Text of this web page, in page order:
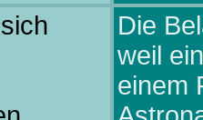
Die
weil
einem